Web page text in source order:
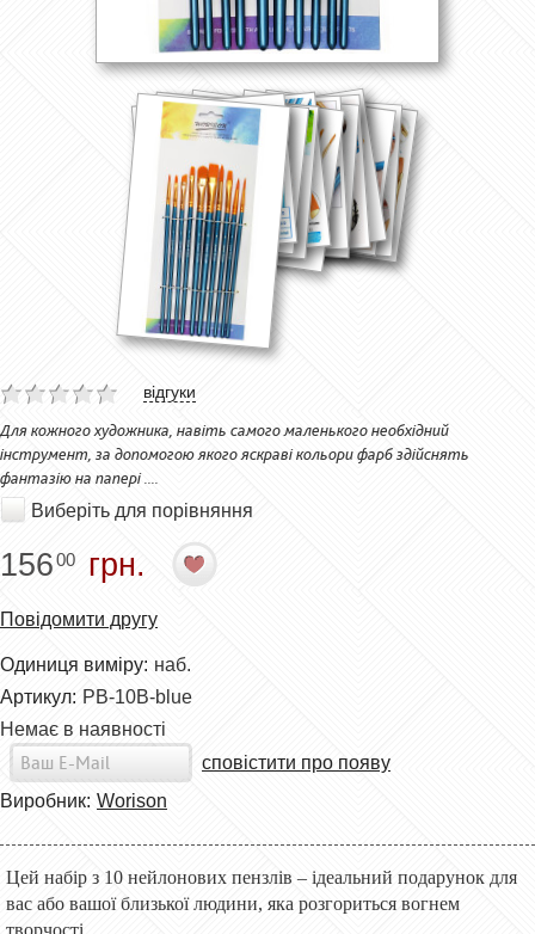
відгуки
Для кожного художника, навіть самого маленького необхідний
інструмент, за допомогою якого яскраві кольори фарб здійснять
фантазію на папері ....
Виберіть для порівняння
15600 грн.
Повідомити другу
Одиниця виміру: наб.
Артикул: PB-10B-blue
Немає в наявності
сповістити про появу
Виробник: Worison
Цей набір з 10 нейлонових пензлів – ідеальний подарунок для
вас або вашої близької людини, яка розгориться вогнем